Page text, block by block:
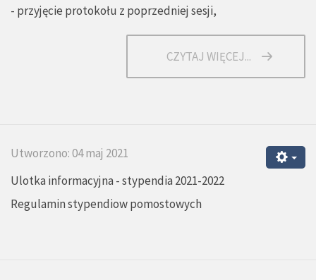
- przyjęcie protokołu z poprzedniej sesji,
CZYTAJ WIĘCEJ...
Utworzono: 04 maj 2021
Ulotka informacyjna - stypendia 2021-2022
Regulamin stypendiow pomostowych